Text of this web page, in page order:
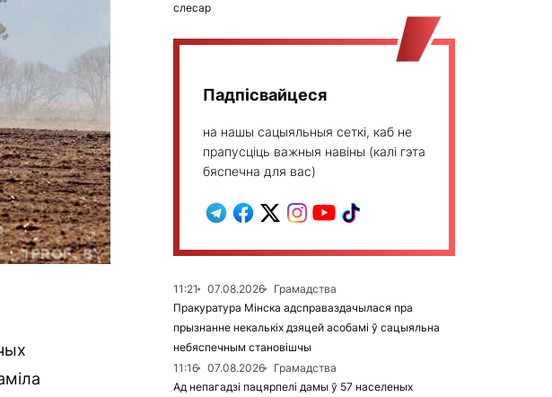
слесар
Падпісвайцеся
на нашы сацыяльныя сеткі, каб не
прапусціць важныя навіны (калі гэта
бяспечна для вас)
11:21 07.08.2026
Грамадства
Пракуратура Мінска адсправаздачылася пра
прызнанне некалькіх дзяцей асобамі ў сацыяльна
небяспечным становішчы
11:16
07.08.2026
Грамадства
Ад непагадзі пацярпелі дамы ў 57 населеных